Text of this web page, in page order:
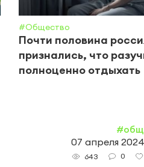
#Общество
Почти половина
признались, что
полноценно отдыхать
07 апреля
643 0